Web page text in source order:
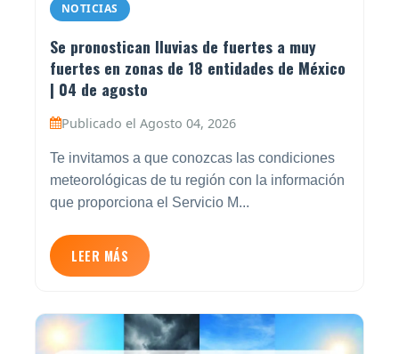
NOTICIAS
Se pronostican lluvias de fuertes a muy
fuertes en zonas de 18 entidades de México
| 04 de agosto
Publicado el Agosto 04, 2026
Te invitamos a que conozcas las condiciones
meteorológicas de tu región con la información
que proporciona el Servicio M...
LEER MÁS